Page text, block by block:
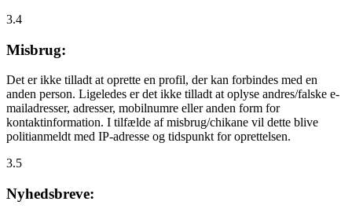
3.4
Misbrug:
Det er ikke tilladt at oprette en profil, der kan forbindes med en
anden person. Ligeledes er det ikke tilladt at oplyse andres/falske e-
mailadresser, adresser, mobilnumre eller anden form for
kontaktinformation. I tilfælde af misbrug/chikane vil dette blive
politianmeldt med IP-adresse og tidspunkt for oprettelsen.
3.5
Nyhedsbreve: